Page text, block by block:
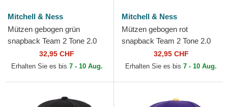
Mitchell & Ness
Mützen gebogen grün
snapback Team 2 Tone 2.0
Pro der Boston Celtics NBA
von Mitchell & Ness
32,95 CHF
Erhalten Sie es bis 7 - 10 Aug.
Mitchell & Ness
Mützen gebogen rot
snapback Team 2 Tone 2.0
Pro der Chicago Bulls NBA
von Mitchell & Ness
32,95 CHF
Erhalten Sie es bis 7 - 10 Aug.